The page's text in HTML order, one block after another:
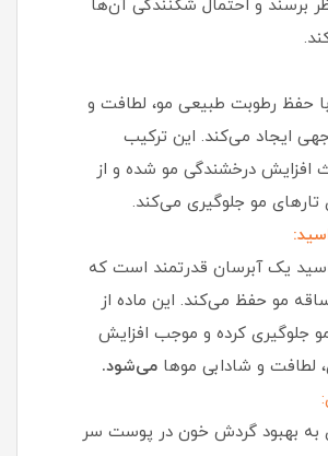
برسند و احتمال شکنندگی آن‌ها
ویتامین B5 با حفظ رطوبت طبیعی مو، لطافت و
ایجاد می‌کند. این ترکیب
افزایش درخشندگی مو شده و از
مو جلوگیری می‌کند.
یک آبرسان قدرتمند است که
مو حفظ می‌کند. این ماده از
کرده و موجب افزایش
لطافت و شادابی موها می‌شود.
به بهبود گردش خون در پوست سر